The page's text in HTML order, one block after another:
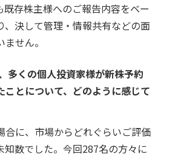
既存株主様へのご報告内容をベー
、決して管理・情報共有などの面
せん。
多くの個人投資家様が新株予約
ことについて、どのように感じて
合に、市場からどれぐらいご評価
知数でした。今回287名の方々に